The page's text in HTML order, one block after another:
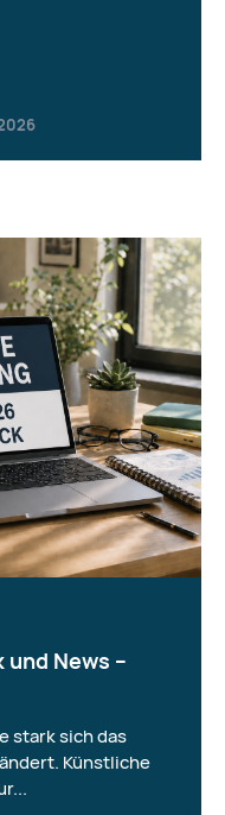
News –
stark sich das
Künstliche